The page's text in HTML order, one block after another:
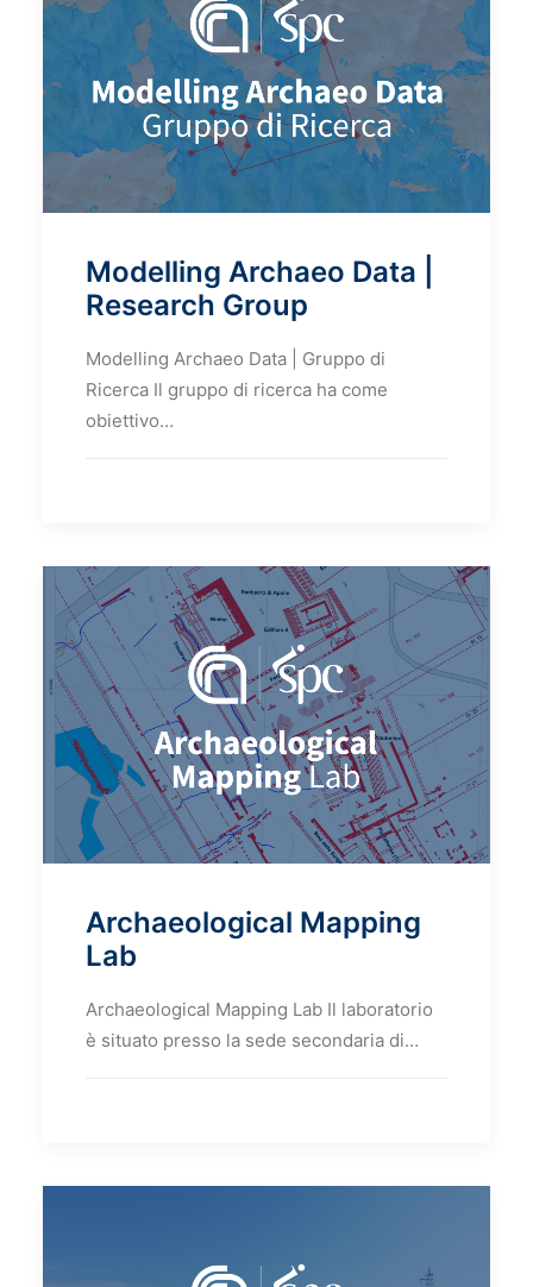
Modelling Archaeo Data |
Research Group
Modelling Archaeo Data | Gruppo di
Ricerca Il gruppo di ricerca ha come
obiettivo…
Archaeological Mapping
Lab
Archaeological Mapping Lab Il laboratorio
è situato presso la sede secondaria di…